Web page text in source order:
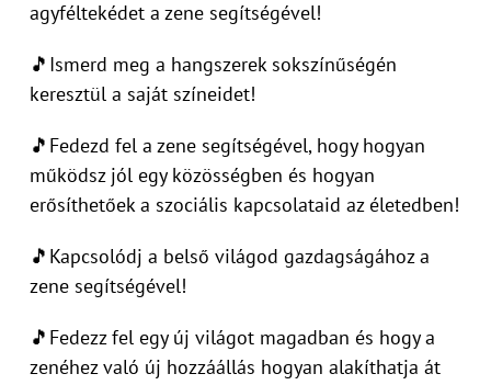
agyféltekédet a zene segítségével!
🎵Ismerd meg a hangszerek sokszínűségén
keresztül a saját színeidet!
🎵Fedezd fel a zene segítségével, hogy hogyan
működsz jól egy közösségben és hogyan
erősíthetőek a szociális kapcsolataid az életedben!
🎵Kapcsolódj a belső világod gazdagságához a
zene segítségével!
🎵Fedezz fel egy új világot magadban és hogy a
zenéhez való új hozzáállás hogyan alakíthatja át